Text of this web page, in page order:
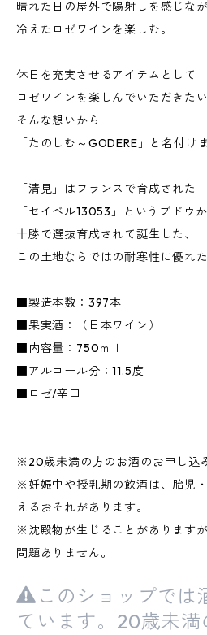
晴れた日の屋外で陽射しを感じな
冷えたロゼワインを楽しむ。
休日を充実させるアイテムとして
ロゼワインを楽しんでいただきたい
そんな想いから
「たのしむ～GODERE」と名付け
「清見」はフランスで育成された
「セイベル13053」というブドウか
十勝で選抜育成されて誕生した、
この土地ならではの耐寒性に優れ
■製造本数：397本
■果実酒：（日本ワイン）
■内容量：750ｍｌ
■アルコール分：11.5度
■ロゼ/辛口
※20歳未満の方のお酒のお申し込
※妊娠中や授乳期の飲酒は、胎児
えるおそれがあります。
※沈殿物が生じることがあります
問題ありません。
このショップでは
ています。20歳未